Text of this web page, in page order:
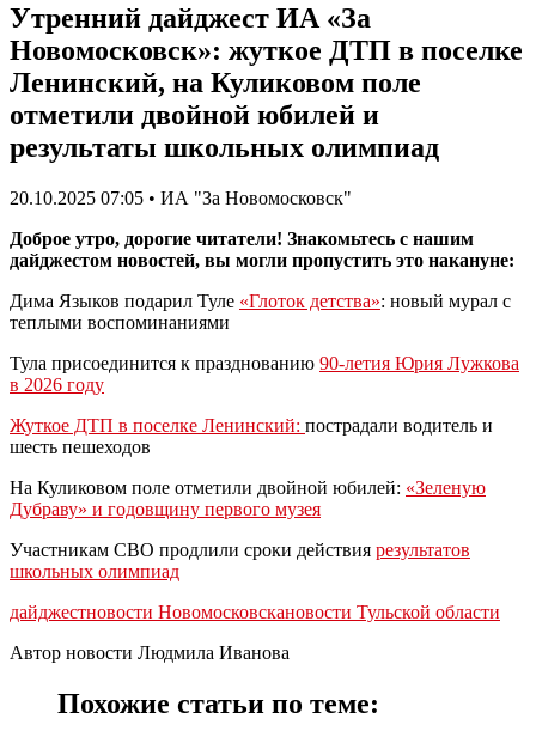
Утренний дайджест ИА «За
Новомосковск»: жуткое ДТП в поселке
Ленинский, на Куликовом поле
отметили двойной юбилей и
результаты школьных олимпиад
20.10.2025 07:05 • ИА "За Новомосковск"
Доброе утро, дорогие читатели! Знакомьтесь с нашим
дайджестом новостей, вы могли пропустить это накануне:
Дима Языков подарил Туле «Глоток детства»: новый мурал с
теплыми воспоминаниями
Тула присоединится к празднованию 90-летия Юрия Лужкова
в 2026 году
Жуткое ДТП в поселке Ленинский: пострадали водитель и
шесть пешеходов
На Куликовом поле отметили двойной юбилей: «Зеленую
Дубраву» и годовщину первого музея
Участникам СВО продлили сроки действия результатов
школьных олимпиад
дайджестновости Новомосковскановости Тульской области
Автор новости Людмила Иванова
Похожие статьи по теме: